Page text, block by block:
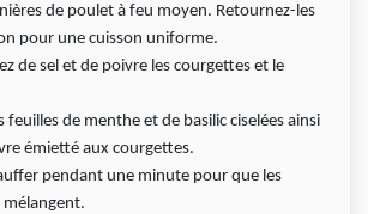
de poulet à feu moyen. Retournez-les
pour une cuisson uniforme.
de sel et de poivre les courgettes et le
feuilles de menthe et de basilic ciselées ainsi
émietté aux courgettes.
pendant une minute pour que les
mélangent.